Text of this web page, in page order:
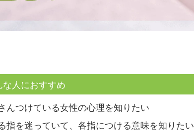
な人におすすめ
んつけている女性の心理を知りたい
指を迷っていて、各指につける意味を知りたい